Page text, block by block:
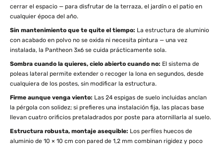
cerrar el espacio — para disfrutar de la terraza, el jardín o el patio en
cualquier época del año.
Sin mantenimiento que te quite el tiempo: La estructura de aluminio
con acabado en polvo no se oxida ni necesita pintura — una vez
instalada, la Pantheon 3x6 se cuida prácticamente sola.
Sombra cuando la quieres, cielo abierto cuando no: El sistema de
poleas lateral permite extender o recoger la lona en segundos, desde
cualquiera de los postes, sin modificar la estructura.
Firme aunque venga viento: Las 24 espigas de suelo incluidas anclan
la pérgola con solidez; si prefieres una instalación fija, las placas base
llevan cuatro orificios pretaladrados por poste para atornillarla al suelo.
Estructura robusta, montaje asequible: Los perfiles huecos de
aluminio de 10 × 10 cm con pared de 1,2 mm combinan rigidez y poco